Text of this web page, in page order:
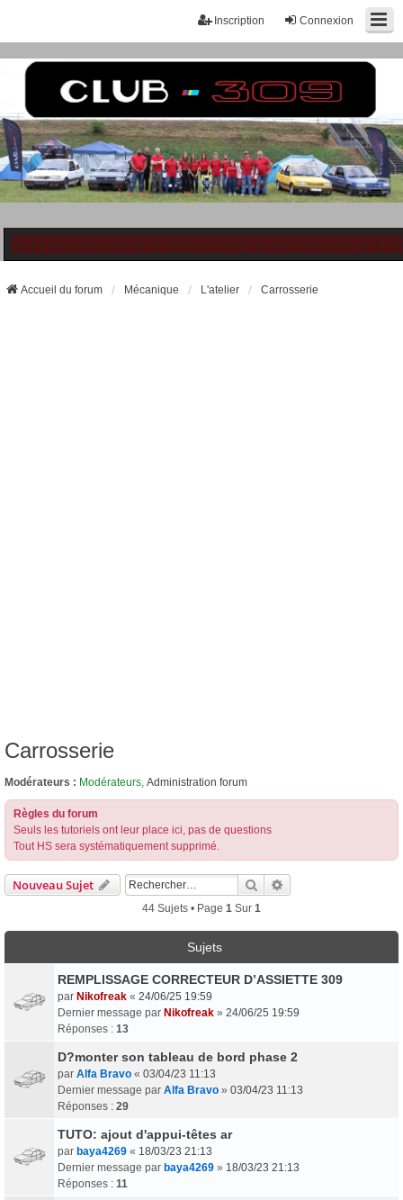
Connexion
Inscription
Accueil du forum Mécanique L'atelier Carrosserie
Carrosserie
Modérateurs : Modérateurs, Administration forum
Règles du forum
Seuls les tutoriels ont leur place ici, pas de questions
Tout HS sera systématiquement supprimé.
Nouveau Sujet Rechercher
44 Sujets • Page 1 Sur 1
Sujets
REMPLISSAGE CORRECTEUR D’ASSIETTE 309
par Nikofreak « 24/06/25 19:59
Dernier message par Nikofreak » 24/06/25 19:59
Réponses : 13
D?monter son tableau de bord phase 2
par Alfa Bravo « 03/04/23 11:13
Dernier message par Alfa Bravo » 03/04/23 11:13
Réponses : 29
TUTO: ajout d'appui-têtes ar
par baya4269 « 18/03/23 21:13
Dernier message par baya4269 » 18/03/23 21:13
Réponses : 11